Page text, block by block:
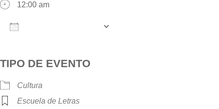
12:00 am
TIPO DE EVENTO
Cultura
Escuela de Letras